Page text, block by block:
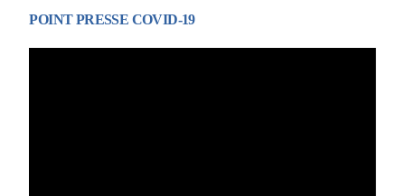
POINT PRESSE COVID-19